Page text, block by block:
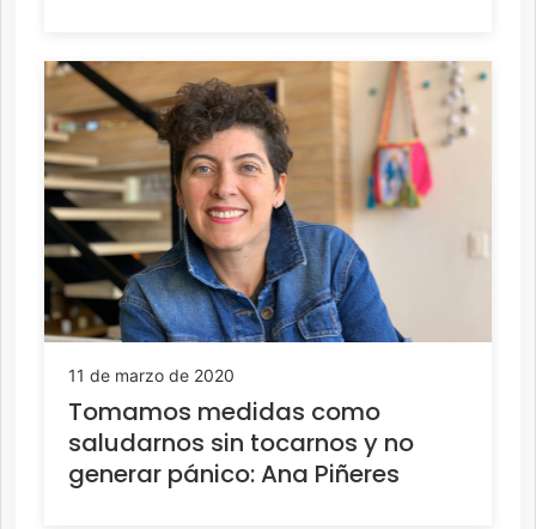
11 de marzo de 2020
Tomamos medidas como
saludarnos sin tocarnos y no
generar pánico: Ana Piñeres